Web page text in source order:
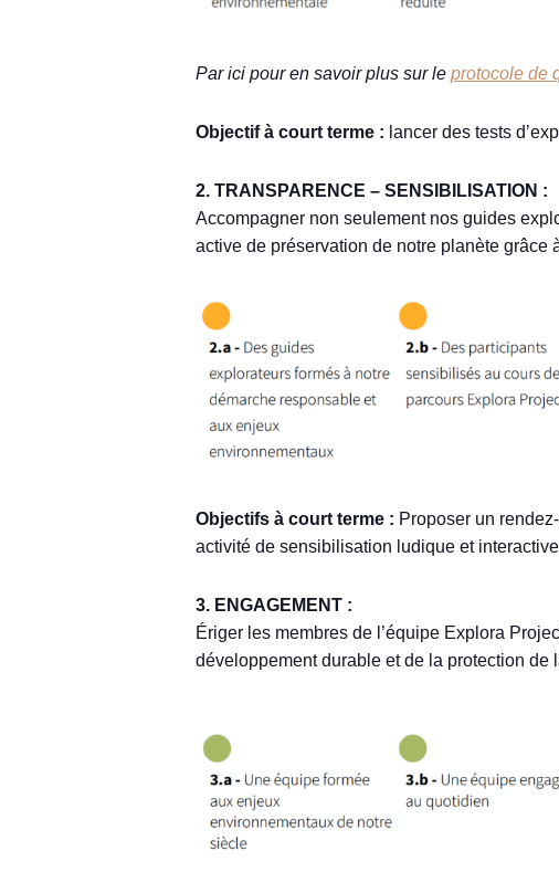
Par ici pour en savoir plus sur le protocole de
Objectif à court terme : lancer des tests
2. TRANSPARENCE – SENSIBILISATION :
Accompagner non seulement nos guides
active de préservation de notre planète grâce
Objectifs à court terme : Proposer un
activité de sensibilisation ludique et
3. ENGAGEMENT :
Ériger les membres de l’équipe Explora
développement durable et de la protection de